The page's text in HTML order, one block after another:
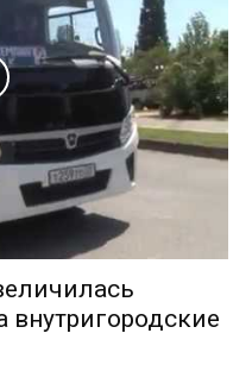
внутригородские